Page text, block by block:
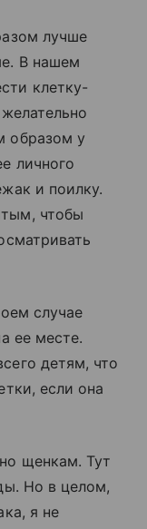
лучше
В нашем
клетку-
образом у
личного
и поилку.
чтобы
случае
ее месте.
детям, что
если она
щенкам. Тут
Но в целом,
я не